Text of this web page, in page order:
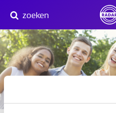
naar
content
zoeken